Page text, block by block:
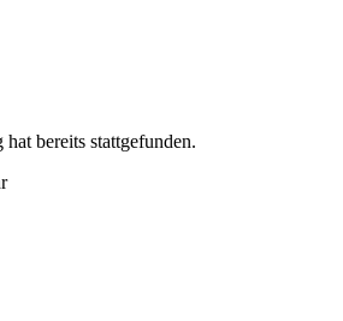
hat bereits stattgefunden.